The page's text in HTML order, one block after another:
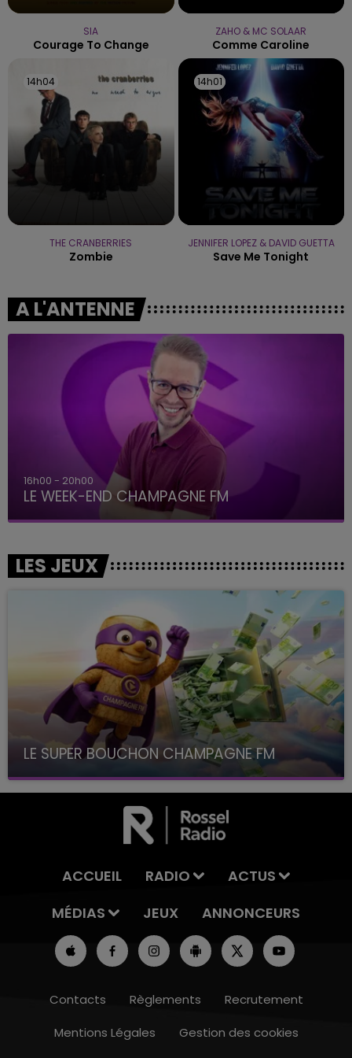
SIA
Courage To Change
ZAHO & MC SOLAAR
Comme Caroline
14h04
14h04
THE CRANBERRIES
Zombie
14h01
14h01
JENNIFER LOPEZ & DAVID GUETTA
Save Me Tonight
A L'ANTENNE
16h00 - 20h00
LE WEEK-END CHAMPAGNE FM
LES JEUX
LE SUPER BOUCHON CHAMPAGNE FM
avec La Famille Champagne FM, à 8H10
ACCUEIL RADIO
ACTUS
MÉDIAS
JEUX ANNONCEURS
Contacts Règlements
Recrutement
Mentions Légales
Gestion des cookies